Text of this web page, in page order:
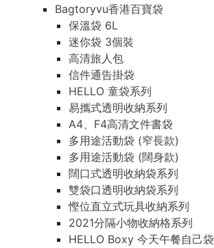
Bagtoryvu香港百寶袋
保溫袋 6L
迷你袋 3個裝
高清旅人包
信件通告掛袋
HELLO 童袋系列
易攜式透明收納系列
A4、F4高清文件書袋
多用途活動袋 (窄長款)
多用途活動袋 (闊身款)
闊口式透明收納袋系列
雙袋口透明收納袋系列
慳位直立式玩具收納系列
2021分隔小物收納格系列
HELLO Boxy 今天午餐自己袋